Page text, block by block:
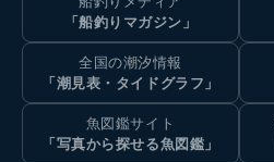
「船釣りマガジン」
全国の潮汐情報
「潮見表・タイドグラフ」
魚図鑑サイト
「写真から探せる魚図鑑」